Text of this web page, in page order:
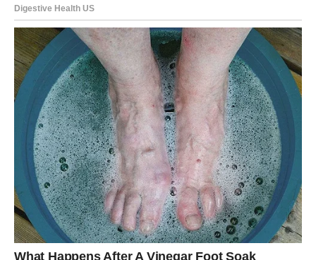
Ako ste slobodni, moguće je poznanstvo sa osobom koja
će vas osvojiti inteligencijom, pažnjom i smislom za
humor.
Blizanci koji su zauzeti konačno će uspjeti riješiti
nesporazume koji ih dugo opterećuju.
SUDBINA VAM DONOSI ŽIVOT
KAKAV STE DUGO
PRIŽELJKIVALI
Sve kroz šta ste prošli nije bilo uzalud.